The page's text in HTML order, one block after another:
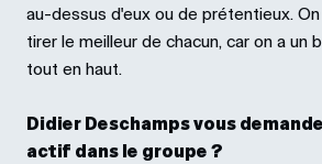
au-dessus d'eux ou de prétentieux.
tirer le meilleur de chacun, car on a un
tout en haut.
Didier Deschamps vous
actif dans le groupe ?